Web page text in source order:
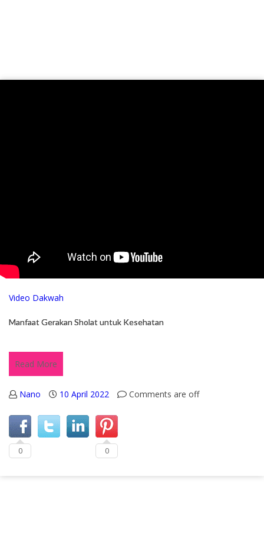
Video Dakwah
Manfaat Gerakan Sholat untuk Kesehatan
Read More
Nano 10 April 2022 Comments are off
0 0